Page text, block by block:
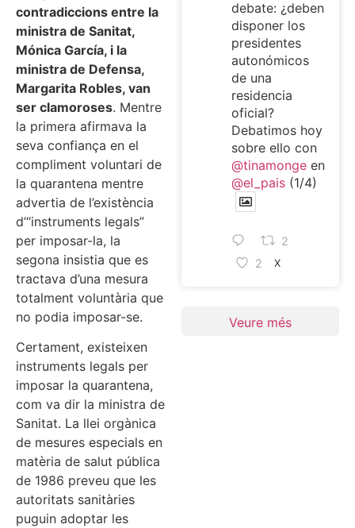
contradiccions entre la
ministra de Sanitat,
Mónica García, i la
ministra de Defensa,
Margarita Robles, van
ser clamoroses. Mentre
la primera afirmava la
seva confiança en el
compliment voluntari de
la quarantena mentre
advertia de l’existència
d’“instruments legals”
per imposar-la, la
segona insistia que es
tractava d’una mesura
totalment voluntària que
no podia imposar-se.
Certament, existeixen
instruments legals per
imposar la quarantena,
com va dir la ministra de
Sanitat. La llei orgànica
de mesures especials en
matèria de salut pública
de 1986 preveu que les
autoritats sanitàries
puguin adoptar les
debate: ¿deben
disponer los
presidentes
autonómicos
de una
residencia
oficial?
Debatimos hoy
sobre ello con
@tinamongeen
@el_pais(1/4)
2
2
X
Veure més